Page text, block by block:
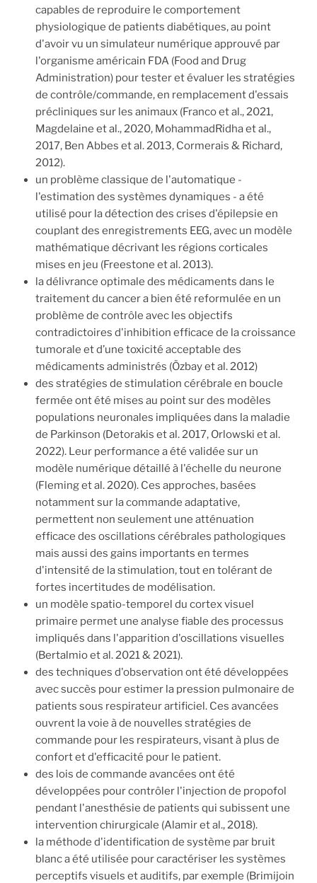
capables de reproduire le comportement
physiologique de patients diabétiques, au point
d'avoir vu un simulateur numérique approuvé par
l'organisme américain FDA (Food and Drug
Administration) pour tester et évaluer les stratégies
de contrôle/commande, en remplacement d'essais
précliniques sur les animaux (Franco et al., 2021,
Magdelaine et al., 2020, MohammadRidha et al.,
2017, Ben Abbes et al. 2013, Cormerais & Richard,
2012).
un problème classique de l'automatique -
l'estimation des systèmes dynamiques - a été
utilisé pour la détection des crises d'épilepsie en
couplant des enregistrements EEG, avec un modèle
mathématique décrivant les régions corticales
mises en jeu (Freestone et al. 2013).
la délivrance optimale des médicaments dans le
traitement du cancer a bien été reformulée en un
problème de contrôle avec les objectifs
contradictoires d'inhibition efficace de la croissance
tumorale et d’une toxicité acceptable des
médicaments administrés (Özbay et al. 2012)
des stratégies de stimulation cérébrale en boucle
fermée ont été mises au point sur des modèles
populations neuronales impliquées dans la maladie
de Parkinson (Detorakis et al. 2017, Orlowski et al.
2022). Leur performance a été validée sur un
modèle numérique détaillé à l'échelle du neurone
(Fleming et al. 2020). Ces approches, basées
notamment sur la commande adaptative,
permettent non seulement une atténuation
efficace des oscillations cérébrales pathologiques
mais aussi des gains importants en termes
d'intensité de la stimulation, tout en tolérant de
fortes incertitudes de modélisation.
un modèle spatio-temporel du cortex visuel
primaire permet une analyse fiable des processus
impliqués dans l'apparition d'oscillations visuelles
(Bertalmio et al. 2021 & 2021).
des techniques d'observation ont été développées
avec succès pour estimer la pression pulmonaire de
patients sous respirateur artificiel. Ces avancées
ouvrent la voie à de nouvelles stratégies de
commande pour les respirateurs, visant à plus de
confort et d'efficacité pour le patient.
des lois de commande avancées ont été
développées pour contrôler l'injection de propofol
pendant l'anesthésie de patients qui subissent une
intervention chirurgicale (Alamir et al., 2018).
la méthode d'identification de système par bruit
blanc a été utilisée pour caractériser les systèmes
perceptifs visuels et auditifs, par exemple (Brimijoin